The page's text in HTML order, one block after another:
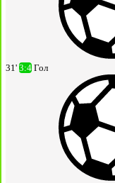
31' 3:4 Гол